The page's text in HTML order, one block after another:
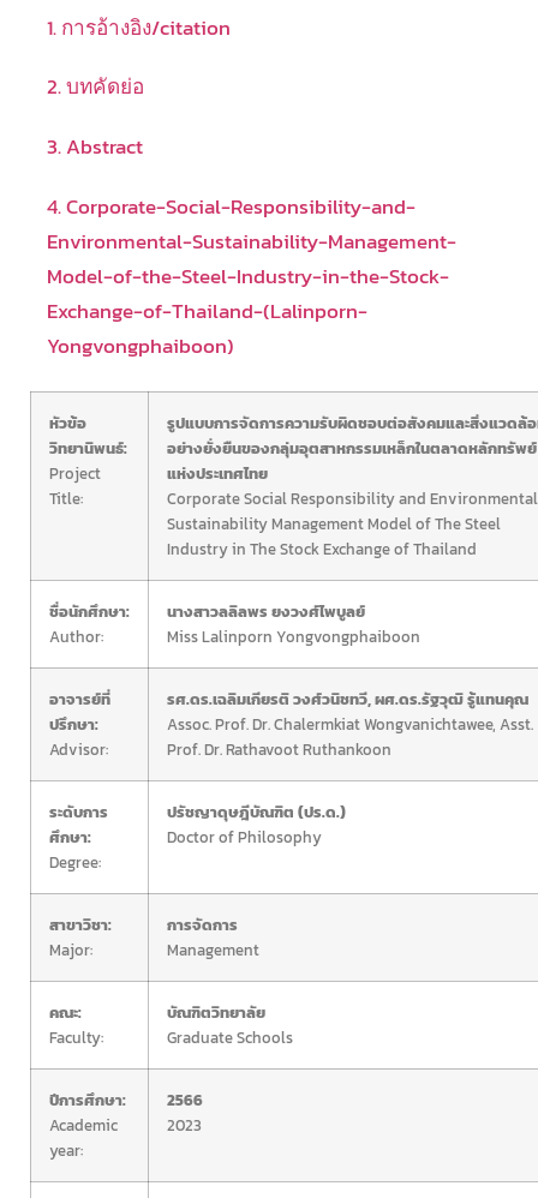
1. การอ้างอิง/citation
2. บทคัดย่อ
3. Abstract
4. Corporate-Social-Responsibility-and-
Environmental-Sustainability-Management-
Model-of-the-Steel-Industry-in-the-Stock-
Exchange-of-Thailand-(Lalinporn-
Yongvongphaiboon)
หัวข้อ
วิทยานิพนธ์:
Project
Title:
รูปแบบการจัดการความรับผิดชอบต่อสังคมและสิ่งแวดล้
อย่างยั่งยืนของกลุ่มอุตสาหกรรมเหล็กในตลาดหลักทรัพย์
แห่งประเทศไทย
Corporate Social Responsibility and Environmental
Sustainability Management Model of The Steel
Industry in The Stock Exchange of Thailand
ชื่อนักศึกษา:
Author:
นางสาวลลิลพร ยงวงศ์ไพบูลย์
Miss Lalinporn Yongvongphaiboon
อาจารย์ที่
ปรึกษา:
Advisor:
รศ.ดร.เฉลิมเกียรติ วงศ์วนิชทวี, ผศ.ดร.รัฐวุฒิ รู้แทนคุณ
Assoc. Prof. Dr. Chalermkiat Wongvanichtawee, Asst.
Prof. Dr. Rathavoot Ruthankoon
ระดับการ
ศึกษา:
Degree:
ปรัชญาดุษฎีบัณฑิต (ปร.ด.)
Doctor of Philosophy
สาขาวิชา:
Major:
การจัดการ
Management
คณะ:
Faculty:
บัณฑิตวิทยาลัย
Graduate Schools
ปีการศึกษา:
Academic
year:
2566
2023